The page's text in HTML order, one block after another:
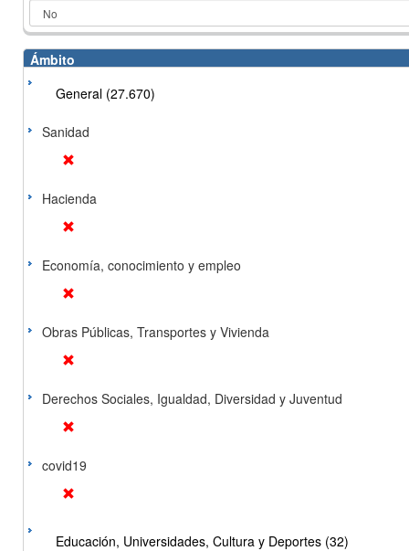
Ámbito
General (27.670)
Sanidad
Hacienda
Economía, conocimiento y empleo
Obras Públicas, Transportes y Vivienda
Derechos Sociales, Igualdad, Diversidad y Juventud
covid19
Educación, Universidades, Cultura y Deportes (32)